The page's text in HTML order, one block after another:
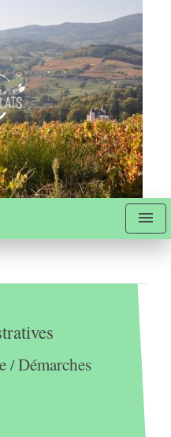
menu
/Démarches